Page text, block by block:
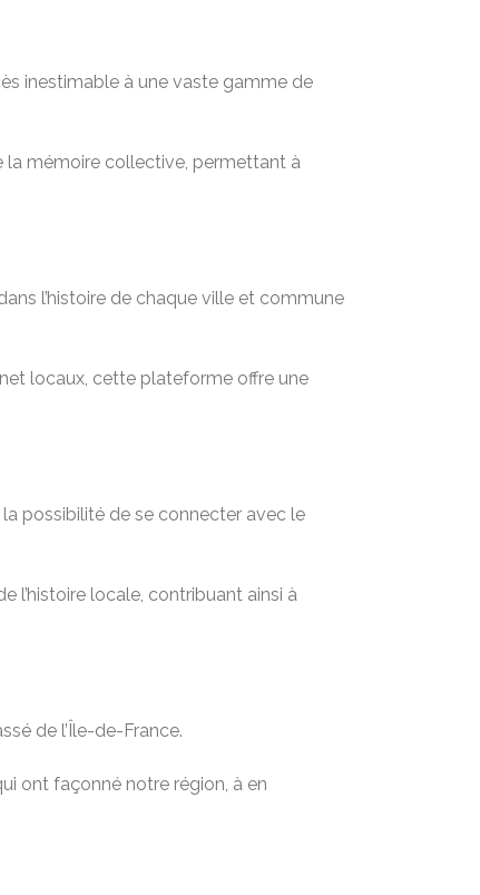
inestimable à une vaste gamme de
la mémoire collective, permettant à
l’histoire de chaque ville et commune
locaux, cette plateforme offre une
possibilité de se connecter avec le
l’histoire locale, contribuant ainsi à
de l’Île-de-France.
ont façonné notre région, à en